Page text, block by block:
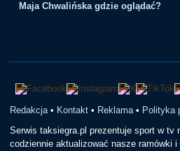
Maja Chwalińska gdzie oglądać?
Redakcja • Kontakt • Reklama • Polityka
Serwis taksiegra.pl prezentuje sport w tv
codziennie aktualizować nasze ramówki